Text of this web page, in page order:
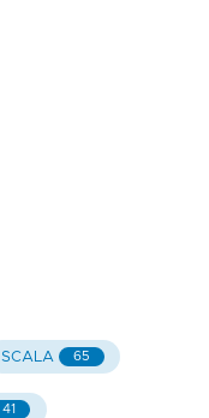
SCALA 65
41